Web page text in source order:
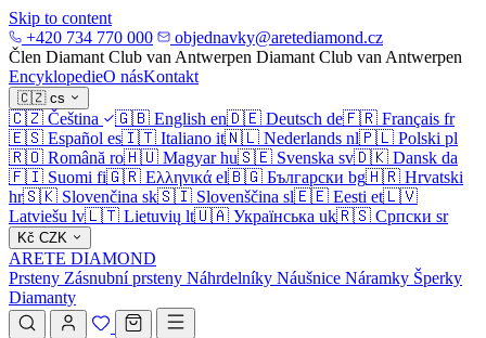
Skip to content
+420 734 770 000
objednavky@aretediamond.cz
Člen Diamant Club van Antwerpen Diamant Club van Antwerpen
EncyklopedieO násKontakt
🇨🇿 cs
🇨🇿 Čeština 🇬🇧 English en🇩🇪 Deutsch de🇫🇷 Français fr
🇪🇸 Español es🇮🇹 Italiano it🇳🇱 Nederlands nl🇵🇱 Polski pl
🇷🇴 Română ro🇭🇺 Magyar hu🇸🇪 Svenska sv🇩🇰 Dansk da
🇫🇮 Suomi fi🇬🇷 Ελληνικά el🇧🇬 Български bg🇭🇷 Hrvatski
hr🇸🇰 Slovenčina sk🇸🇮 Slovenščina sl🇪🇪 Eesti et🇱🇻
Latviešu lv🇱🇹 Lietuvių lt🇺🇦 Українська uk🇷🇸 Српски sr
Kč CZK
ARETE DIAMOND
Prsteny Zásnubní prsteny Náhrdelníky Náušnice Náramky Šperky
Diamanty